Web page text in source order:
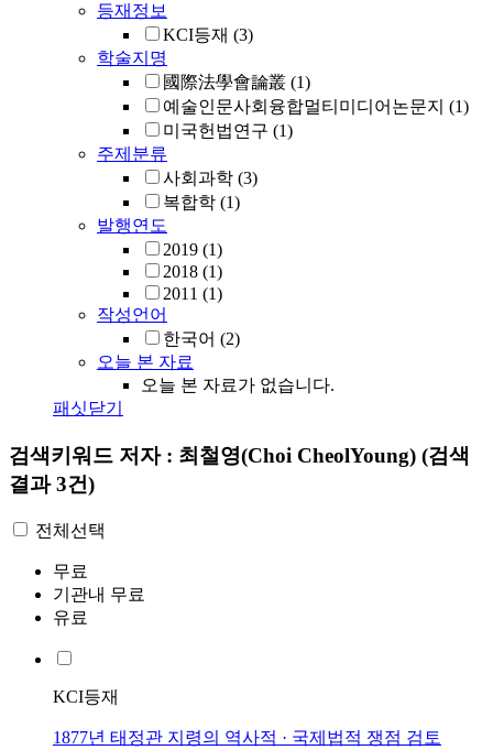
등재정보
KCI등재 (3)
학술지명
國際法學會論叢 (1)
예술인문사회융합멀티미디어논문지 (1)
미국헌법연구 (1)
주제분류
사회과학 (3)
복합학 (1)
발행연도
2019 (1)
2018 (1)
2011 (1)
작성언어
한국어 (2)
오늘 본 자료
오늘 본 자료가 없습니다.
패싯닫기
검색키워드 저자 : 최철영(Choi CheolYoung) (검색
결과 3건)
전체선택
무료
기관내 무료
유료
KCI등재
1877년 태정관 지령의 역사적 · 국제법적 쟁점 검토